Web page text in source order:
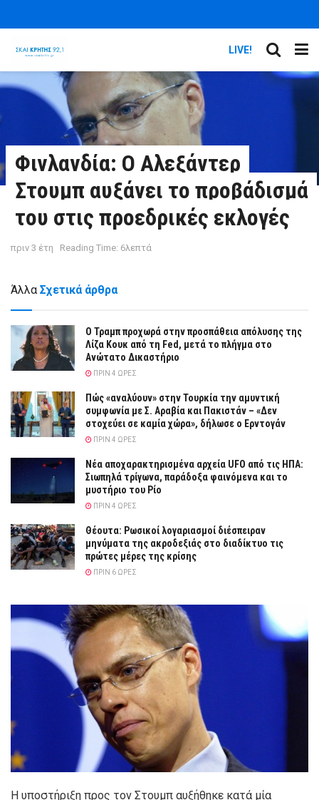
LIVE!
Φινλανδία: Ο Αλεξάντερ
Στουμπ αυξάνει το προβάδισμά
του στις προεδρικές εκλογές
πριν 3 έτη Reading Time: 6λεπτά
Άλλα Σχετικά άρθρα
Ο Τραμπ προχωρά στην προσπάθεια απόλυσης της
Λίζα Κουκ από τη Fed, μετά το πλήγμα στο
Ανώτατο Δικαστήριο
ΠΡΙΝ 4 ΏΡΕΣ
Πώς «αναλύουν» στην Τουρκία την αμυντική
συμφωνία με Σ. Αραβία και Πακιστάν – «Δεν
στοχεύει σε καμία χώρα», δήλωσε ο Ερντογάν
ΠΡΙΝ 4 ΏΡΕΣ
Νέα αποχαρακτηρισμένα αρχεία UFO από τις ΗΠΑ:
Σιωπηλά τρίγωνα, παράδοξα φαινόμενα και το
μυστήριο του Ρίο
ΠΡΙΝ 4 ΏΡΕΣ
Θέουτα: Ρωσικοί λογαριασμοί διέσπειραν
μηνύματα της ακροδεξιάς στο διαδίκτυο τις
πρώτες μέρες της κρίσης
ΠΡΙΝ 6 ΏΡΕΣ
Η υποστήριξη προς τον Στουμπ αυξήθηκε κατά μία